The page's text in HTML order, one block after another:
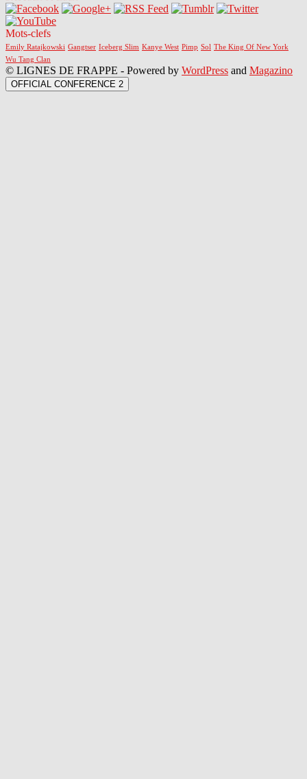
Mots-clefs
Emily Ratajkowski Gangtser Iceberg Slim Kanye West Pimp Sol The King Of New York
Wu Tang Clan
© LIGNES DE FRAPPE - Powered by WordPress and Magazino
OFFICIAL CONFERENCE 2